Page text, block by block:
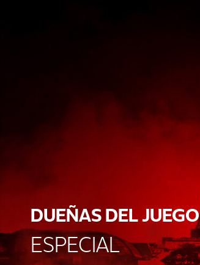
DUEÑAS DEL JUEGO
ESPECIAL